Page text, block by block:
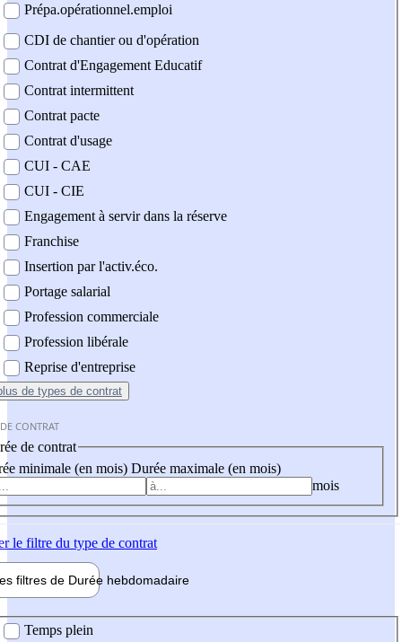
Prépa.opérationnel.emploi
CDI de chantier ou d'opération
Contrat d'Engagement Educatif
Contrat intermittent
Contrat pacte
Contrat d'usage
CUI - CAE
CUI - CIE
Engagement à servir dans la réserve
Franchise
Insertion par l'activ.éco.
Portage salarial
Profession commerciale
Profession libérale
Reprise d'entreprise
de types de contrat
CONTRAT
de contrat
minimale (en mois) Durée maximale (en mois)
mois
le filtre du type de contrat
filtres de Durée hebdomadaire
Temps plein